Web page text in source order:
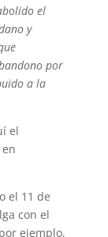
el
y
por
a la
el
el 11 de
con el
ejemplo,